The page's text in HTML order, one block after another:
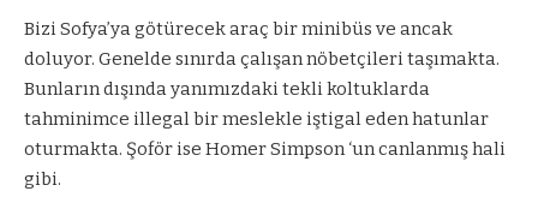
Bizi Sofya’ya götürecek araç bir minibüs ve ancak
doluyor. Genelde sınırda çalışan nöbetçileri taşımakta.
Bunların dışında yanımızdaki tekli koltuklarda
tahminimce illegal bir meslekle iştigal eden hatunlar
oturmakta. Şoför ise Homer Simpson ‘un canlanmış hali
gibi.